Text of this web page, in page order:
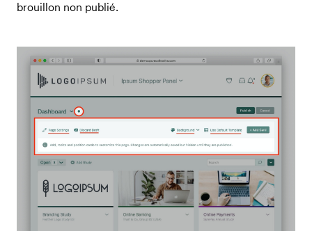
brouillon non publié.